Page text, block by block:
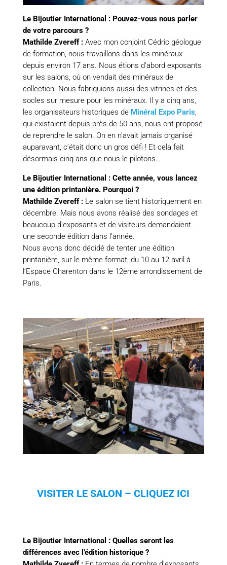
Le Bijoutier International : Pouvez-vous nous parler
de votre parcours ?
Mathilde Zvereff :Avec mon conjoint Cédric géologue
de formation, nous travaillons dans les minéraux
depuis environ 17 ans. Nous étions d’abord exposants
sur les salons, où on vendait des minéraux de
collection. Nous fabriquions aussi des vitrines et des
socles sur mesure pour les minéraux. Il y a cinq ans,
les organisateurs historiques de Minéral Expo Paris,
qui existaient depuis près de 50 ans, nous ont proposé
de reprendre le salon. On en n’avait jamais organisé
auparavant, c’était donc un gros défi ! Et cela fait
désormais cinq ans que nous le pilotons…
Le Bijoutier International : Cette année, vous lancez
une édition printanière. Pourquoi ?
Mathilde Zvereff : Le salon se tient historiquement en
décembre. Mais nous avons réalisé des sondages et
beaucoup d’exposants et de visiteurs demandaient
une seconde édition dans l’année.
Nous avons donc décidé de tenter une édition
printanière, sur le même format, du 10 au 12 avril à
l’Espace Charenton dans le 12ème arrondissement de
Paris.
VISITER LE SALON – CLIQUEZ ICI
Le Bijoutier International : Quelles seront les
différences avec l’édition historique ?